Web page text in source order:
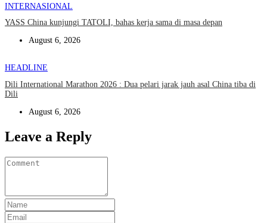
INTERNASIONAL
YASS China kunjungi TATOLI, bahas kerja sama di masa depan
August 6, 2026
HEADLINE
Dili International Marathon 2026 : Dua pelari jarak jauh asal China tiba di
Dili
August 6, 2026
Leave a Reply